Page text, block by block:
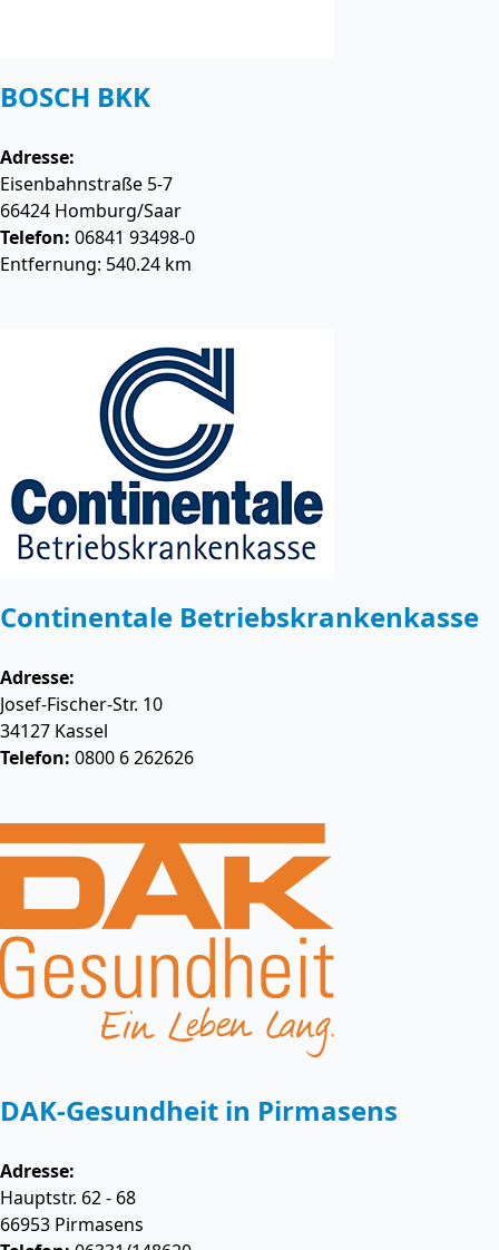
BOSCH BKK
Adresse:
Eisenbahnstraße 5-7
66424 Homburg/Saar
Telefon: 06841 93498-0
Entfernung: 540.24 km
Continentale Betriebskrankenkasse
Adresse:
Josef-Fischer-Str. 10
34127 Kassel
Telefon: 0800 6 262626
DAK-Gesundheit in Pirmasens
Adresse:
Hauptstr. 62 - 68
66953 Pirmasens